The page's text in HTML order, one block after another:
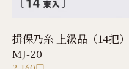
揖保乃糸 上級品（14把）
MJ-20